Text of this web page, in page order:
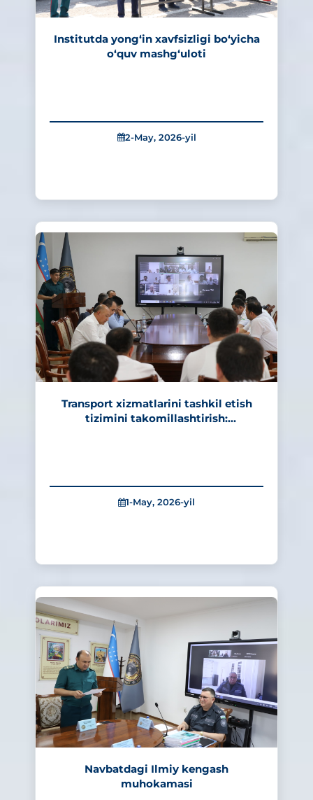
Institutda yong‘in xavfsizligi bo‘yicha
o‘quv mashg‘uloti
2-May, 2026-yil
323
Transport xizmatlarini tashkil etish
tizimini takomillashtirish:
1-May, 2026-yil
Navbatdagi Ilmiy kengash
muhokamasi